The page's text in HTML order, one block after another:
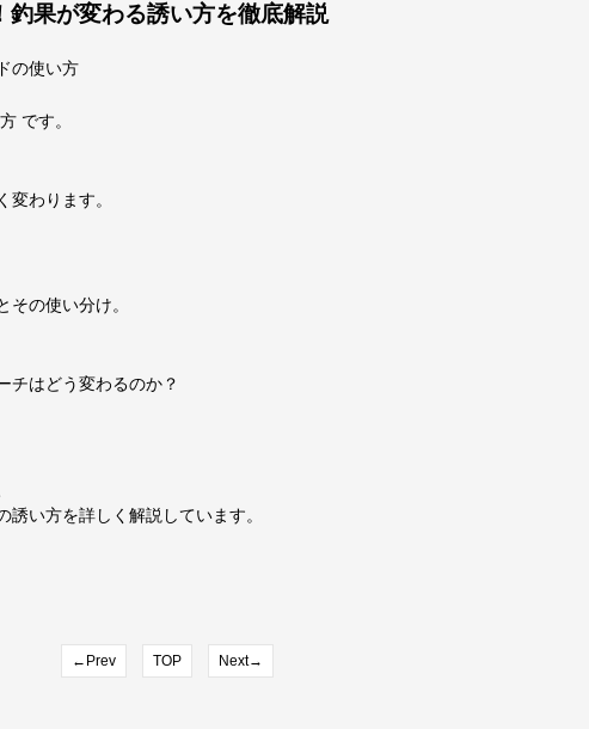
釣果が変わる誘い方を徹底解説
の使い方
です。
変わります。
その使い分け。
チはどう変わるのか？
い方を詳しく解説しています。
←Prev TOP Next→